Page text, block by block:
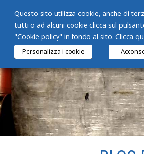
Questo sito utilizza cookie, anche di
tutti o ad alcuni cookie clicca sul
"Cookie policy" in fondo al sito. Clicca qui
Personalizza i cookie